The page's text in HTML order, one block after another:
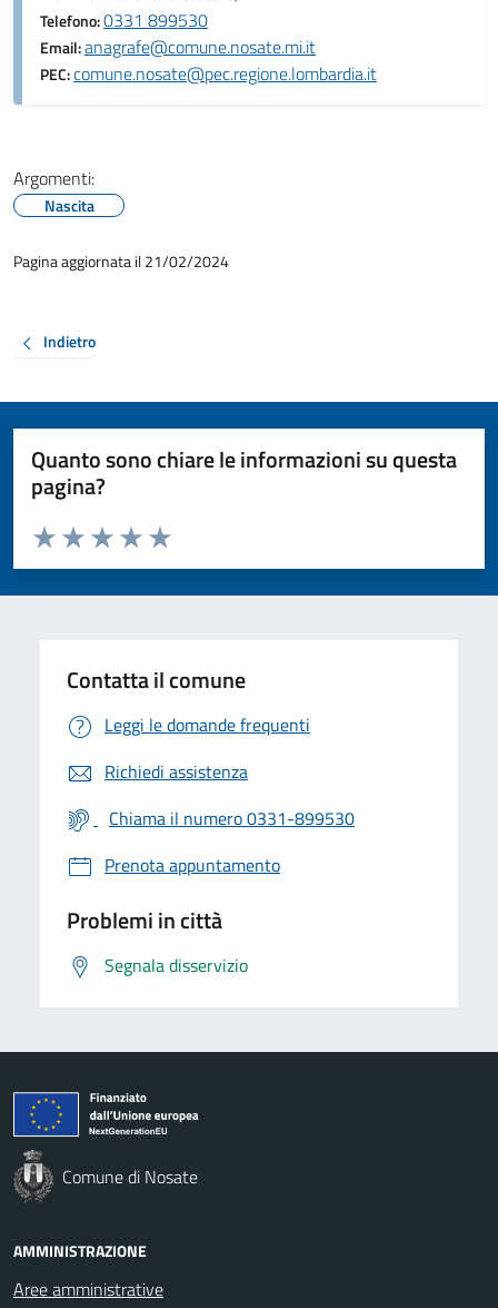
Telefono:0331 899530
Email:anagrafe@comune.nosate.mi.it
PEC:comune.nosate@pec.regione.lombardia.it
Argomenti:
Nascita
Pagina aggiornata il 21/02/2024
Indietro
Quanto sono chiare le informazioni su questa
pagina?
Valuta da 1 a 5 stelle la pagina
Valuta 5 stelle su 5
Valuta 4 stelle su 5
Valuta 3 stelle su 5
Valuta 2 stelle su 5
Valuta 1 stelle su 5
Contatta il comune
Leggi le domande frequenti
Richiedi assistenza
Chiama il numero 0331-899530
Prenota appuntamento
Problemi in città
Segnala disservizio
Comune di Nosate
AMMINISTRAZIONE
Aree amministrative